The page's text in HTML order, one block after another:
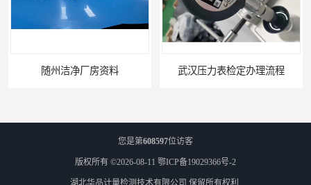
随州洁净厂房资料 武汉压力表检定办理流程
您是第608597位访客
版权所有 ©2026-08-11 鄂ICP备19029366号-2
湖北华品计量检测技术有限公司 保留所有权利.